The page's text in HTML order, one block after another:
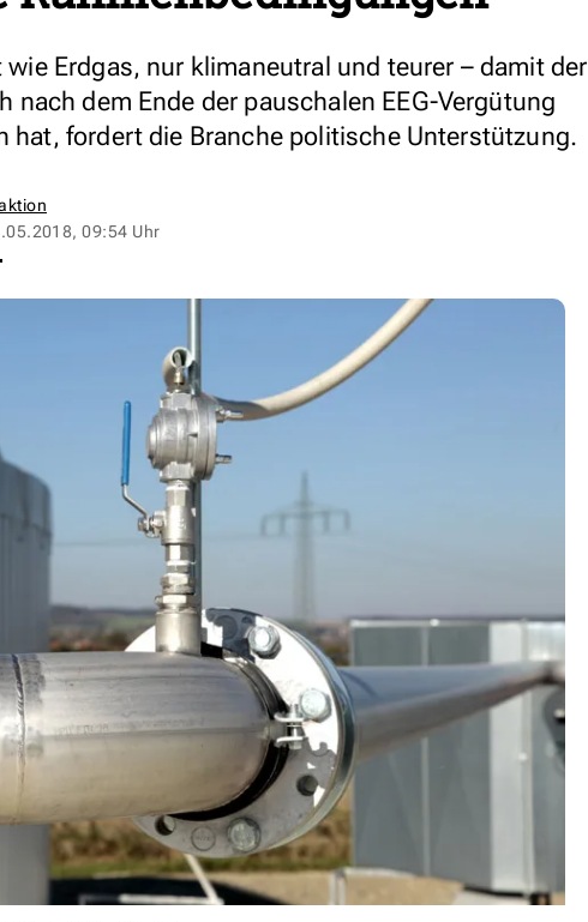
Erdgas, nur klimaneutral und teurer – damit der
nach dem Ende der pauschalen EEG-Vergütung
hat, fordert die Branche politische Unterstützung.
09:54 Uhr